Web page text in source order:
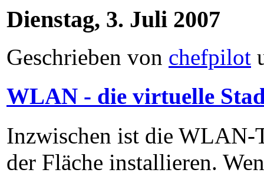
Dienstag, 3. Juli 2007
Geschrieben von chefpilot
WLAN - die virtuelle
Inzwischen ist die WLAN-
der Fläche installieren.